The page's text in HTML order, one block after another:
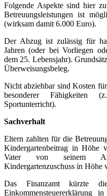
Folgende Aspekte sind hier
Betreuungsleistungen ist
(wirksam damit 6.000 Euro).
Der Abzug ist zulässig für
Jahren (oder bei Vorliegen
dem 25. Lebensjahr).
Überweisungsbeleg.
Nicht abziehbar sind Kosten
besonderer
Sportunterricht).
Sachverhalt
Eltern zahlten für die
Kindergartenbeitrag in Höhe
Vater von seinem
Kindergartenzuschuss in Höhe
Das Finanzamt kürzte
Einkommensteuererklärung